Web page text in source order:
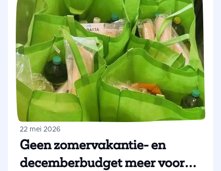
niet alleen belangrijk is, maar ook lekker en
leuk kan zijn.
22 mei 2026
Geen zomervakantie- en
decemberbudget meer voor